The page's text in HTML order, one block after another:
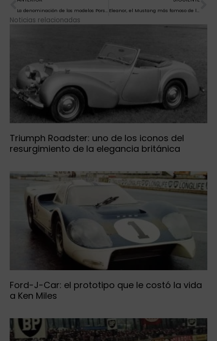
Noticias relacionadas
Triumph Roadster: uno de los iconos del
resurgimiento de la elegancia británica
Ford-J-Car: el prototipo que le costó la vida
a Ken Miles